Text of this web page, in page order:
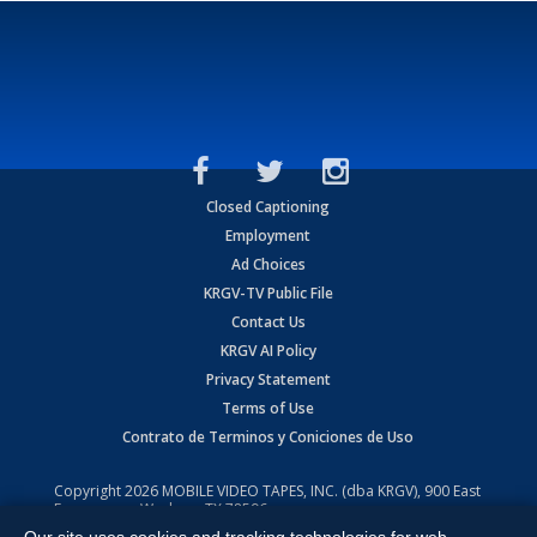
Closed Captioning
Employment
Ad Choices
KRGV-TV Public File
Contact Us
KRGV AI Policy
Privacy Statement
Terms of Use
Contrato de Terminos y Coniciones de Uso
Copyright2026 MOBILE VIDEO TAPES, INC. (dba KRGV), 900 East
Expressway, Weslaco, TX 78596.